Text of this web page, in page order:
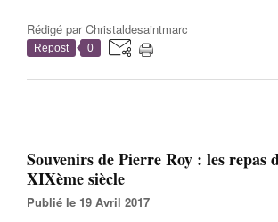
Rédigé parChristaldesaintmarc
Repost 0
Souvenirs de Pierre Roy : les repas
XIXème siècle
Publié le 19 Avril 2017